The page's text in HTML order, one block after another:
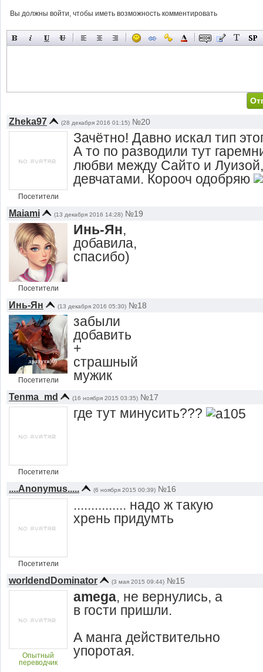
Вы должны войти, чтобы иметь возможность комментировать
Zheka97 (28 декабря 2016 01:15) №20
Посетители
Зачётно! Давно искал тип
А то по разводили тут
любви между Сайто и
девчатами. Корооч одобряю
Maiami (13 декабря 2016 14:28) №19
Посетители
Инь-Ян,
добавила,
спасибо)
Инь-Ян (13 декабря 2016 05:30) №18
Посетители
забыли
добавить
+
страшный
мужик
Tenma_md (16 ноября 2015 03:35) №17
Посетители
где тут минусить???
....Anonymus..... (6 ноября 2015 00:39) №16
Посетители
............... надо ж такую
хрень придумть
worldendDominator (3 мая 2015 09:44) №15
Опытный
переводчик
amega, не вернулись, а
в гости пришли.
А манга действительно
упоротая.